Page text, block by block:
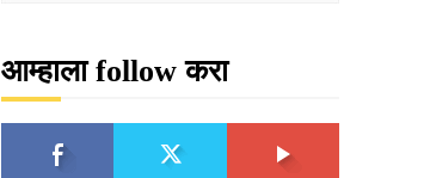
आम्हाला follow करा